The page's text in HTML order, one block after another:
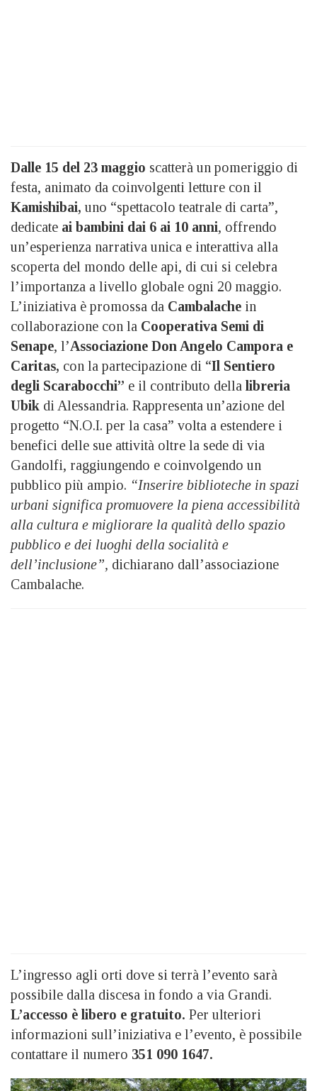
Dalle 15 del 23 maggio scatterà un pomeriggio di
festa, animato da coinvolgenti letture con il
Kamishibai, uno “spettacolo teatrale di carta”,
dedicate ai bambini dai 6 ai 10 anni, offrendo
un’esperienza narrativa unica e interattiva alla
scoperta del mondo delle api, di cui si celebra
l’importanza a livello globale ogni 20 maggio.
L’iniziativa è promossa da Cambalache in
collaborazione con la Cooperativa Semi di
Senape, l’Associazione Don Angelo Campora e
Caritas, con la partecipazione di “Il Sentiero
degli Scarabocchi” e il contributo della libreria
Ubik di Alessandria. Rappresenta un’azione del
progetto “N.O.I. per la casa” volta a estendere i
benefici delle sue attività oltre la sede di via
Gandolfi, raggiungendo e coinvolgendo un
pubblico più ampio. “Inserire biblioteche in spazi
urbani significa promuovere la piena accessibilità
alla cultura e migliorare la qualità dello spazio
pubblico e dei luoghi della socialità e
dell’inclusione”, dichiarano dall’associazione
Cambalache.
L’ingresso agli orti dove si terrà l’evento sarà
possibile dalla discesa in fondo a via Grandi.
L’accesso è libero e gratuito. Per ulteriori
informazioni sull’iniziativa e l’evento, è possibile
contattare il numero 351 090 1647.